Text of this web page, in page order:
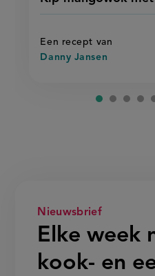
Een recept van
Danny Jansen
recept
met
rijst
Nieuwsbrief
Elke week
kook- en